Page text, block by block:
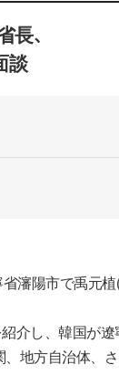
、
談
瀋陽市で禹元植(
介し、韓国が
地方自治体、